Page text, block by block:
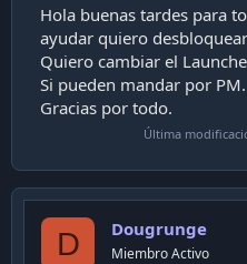
Hola buenas tardes para
ayudar quiero
Quiero cambiar el
Si pueden mandar por PM.
Gracias por todo.
Última
D Dougrunge
Miembro Activo